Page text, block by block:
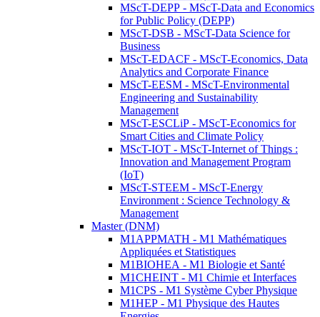
MScT-DEPP - MScT-Data and Economics
for Public Policy (DEPP)
MScT-DSB - MScT-Data Science for
Business
MScT-EDACF - MScT-Economics, Data
Analytics and Corporate Finance
MScT-EESM - MScT-Environmental
Engineering and Sustainability
Management
MScT-ESCLiP - MScT-Economics for
Smart Cities and Climate Policy
MScT-IOT - MScT-Internet of Things :
Innovation and Management Program
(IoT)
MScT-STEEM - MScT-Energy
Environment : Science Technology &
Management
Master (DNM)
M1APPMATH - M1 Mathématiques
Appliquées et Statistiques
M1BIOHEA - M1 Biologie et Santé
M1CHEINT - M1 Chimie et Interfaces
M1CPS - M1 Système Cyber Physique
M1HEP - M1 Physique des Hautes